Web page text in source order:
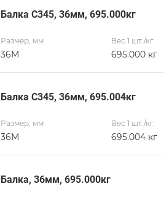
Балка С345, 36мм, 695.000кг
Размер, мм
36М
Вес 1 шт./кг.
695.000 кг
Балка С345, 36мм, 695.004кг
Размер, мм
36М
Вес 1 шт./кг.
695.004 кг
Балка, 36мм, 695.000кг